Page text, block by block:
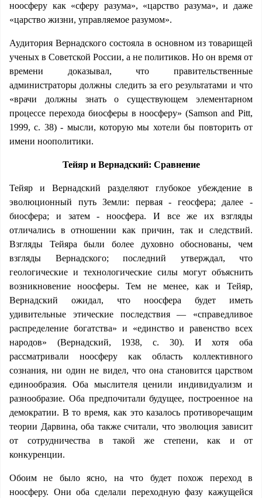
ноосферу как «сферу разума», «царство разума», и даже
«царство жизни, управляемое разумом».
Аудитория Вернадского состояла в основном из товарищей
ученых в Советской России, а не политиков. Но он время от
времени доказывал, что правительственные
администраторы должны следить за его результатами и что
«врачи должны знать о существующем элементарном
процессе перехода биосферы в ноосферу» (Samson and Pitt,
1999, с. 38) - мысли, которую мы хотели бы повторить от
имени ноополитики.
Тейяр и Вернадский: Сравнение
Тейяр и Вернадский разделяют глубокое убеждение в
эволюционный путь Земли: первая - геосфера; далее -
биосфера; и затем - ноосфера. И все же их взгляды
отличались в отношении как причин, так и следствий.
Взгляды Тейяра были более духовно обоснованы, чем
взгляды Вернадского; последний утверждал, что
геологические и технологические силы могут объяснить
возникновение ноосферы. Тем не менее, как и Тейяр,
Вернадский ожидал, что ноосфера будет иметь
удивительные этические последствия — «справедливое
распределение богатства» и «единство и равенство всех
народов» (Вернадский, 1938, с. 30). И хотя оба
рассматривали ноосферу как область коллективного
сознания, ни один не видел, что она становится царством
единообразия. Оба мыслителя ценили индивидуализм и
разнообразие. Оба предпочитали будущее, построенное на
демократии. В то время, как это казалось противоречащим
теории Дарвина, оба также считали, что эволюция зависит
от сотрудничества в такой же степени, как и от
конкуренции.
Обоим не было ясно, на что будет похож переход в
ноосферу. Они оба сделали переходную фазу кажущейся